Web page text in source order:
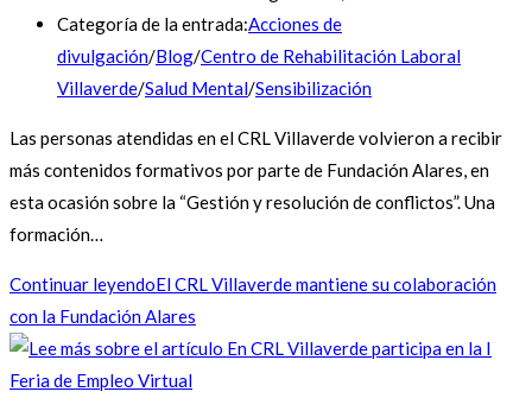
Categoría de la entrada:Acciones de
divulgación/Blog/Centro de Rehabilitación Laboral
Villaverde/Salud Mental/Sensibilización
Las personas atendidas en el CRL Villaverde volvieron a recibir
más contenidos formativos por parte de Fundación Alares, en
esta ocasión sobre la “Gestión y resolución de conflictos”. Una
formación…
Continuar leyendoEl CRL Villaverde mantiene su colaboración
con la Fundación Alares